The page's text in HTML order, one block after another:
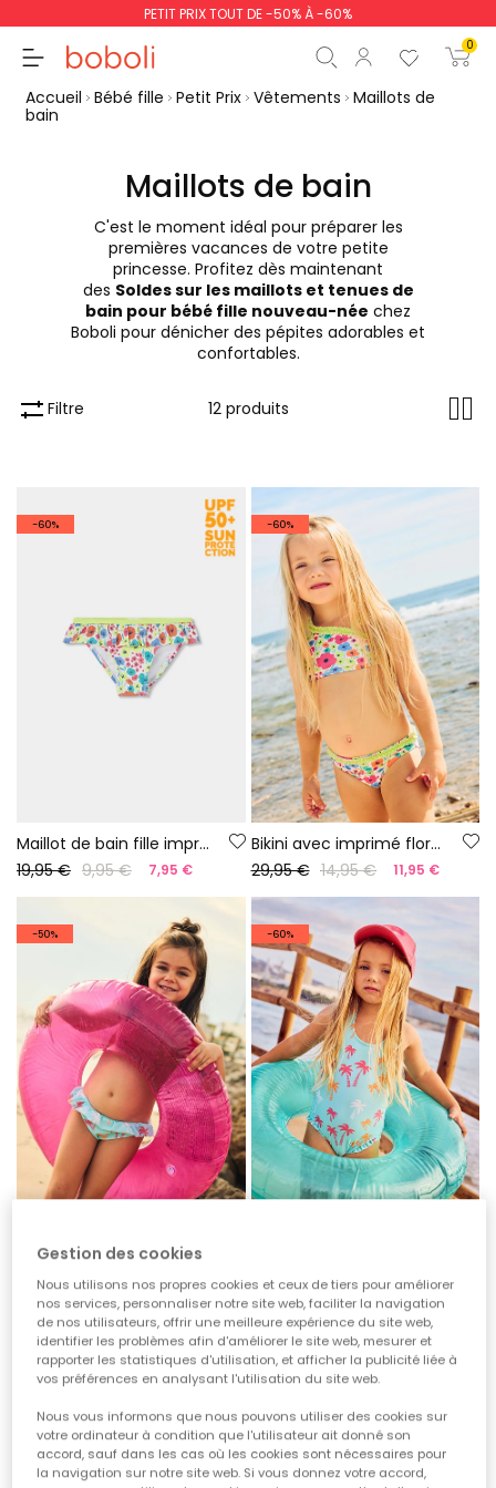
PETIT PRIX TOUT DE -50% À -60%
0
poursuit Commencer la
Accueil Bébé fille Petit Prix Vêtements Maillots de
bain
Maillots de bain
C'est le moment idéal pour préparer les
premières vacances de votre petite
princesse. Profitez dès maintenant
des Soldes sur les maillots et tenues de
bain pour bébé fille nouveau-née chez
Boboli pour dénicher des pépites adorables et
confortables.
Filtre 12 produits
-60%
Maillot de bain fille imprimé fleurs UPF50+
19,95 € 9,95 € 7,95 €
-60%
Bikini avec imprimé floral UPF50+
29,95 € 14,95 € 11,95 €
-50%
Maillot de bain imprimé palmiers UPF50+
19,95 €
9,95 €
-60%
29,95 € 14,95 € 11,95 €
-60% -60%
Gestion des cookies
Nous utilisons nos propres cookies et ceux de tiers pour améliorer
nos services, personnaliser notre site web, faciliter la navigation
de nos utilisateurs, offrir une meilleure expérience du site web,
identifier les problèmes afin d'améliorer le site web, mesurer et
rapporter les statistiques d'utilisation, et afficher la publicité liée à
vos préférences en analysant l'utilisation du site web.
Nous vous informons que nous pouvons utiliser des cookies sur
votre ordinateur à condition que l'utilisateur ait donné son
accord, sauf dans les cas où les cookies sont nécessaires pour
la navigation sur notre site web. Si vous donnez votre accord,